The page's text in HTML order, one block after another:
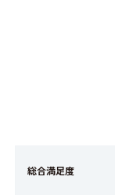
総合満足度